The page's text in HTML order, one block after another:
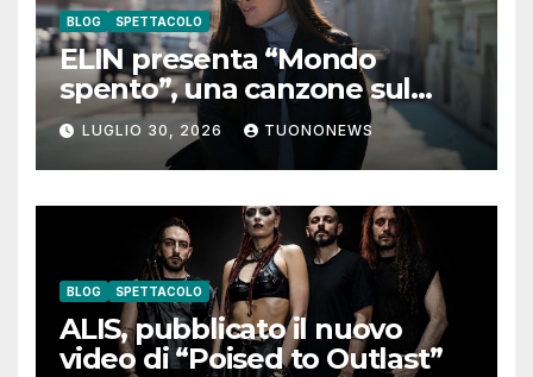
BLOG SPETTACOLO
ELIN presenta “Mondo
spento”, una canzone sul
coraggio di lasciare andare i
pensieri negativi
LUGLIO 30, 2026 TUONONEWS
BLOG SPETTACOLO
ALIS, pubblicato il nuovo
video di “Poised to Outlast”